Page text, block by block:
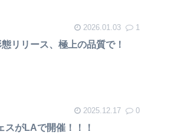
2026.01.03 1
リリース、極上の品質で！
2025.12.17 0
スがLAで開催！！！